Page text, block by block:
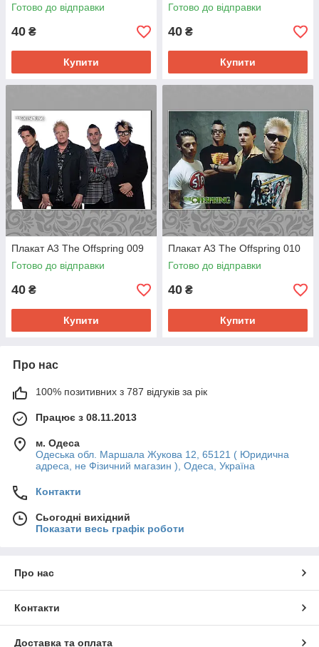
Готово до відправки
40 ₴
Купити
Готово до відправки
40 ₴
Купити
Плакат А3 The Offspring 009
Готово до відправки
40 ₴
Купити
Плакат А3 The Offspring 010
Готово до відправки
40 ₴
Купити
Про нас
100% позитивних з 787 відгуків за рік
Працює з 08.11.2013
м. Одеса
Одеська обл. Маршала Жукова 12, 65121 ( Юридична
адреса, не Фізичний магазин ), Одеса, Україна
Контакти
Сьогодні вихідний
Показати весь графік роботи
Про нас
Контакти
Доставка та оплата